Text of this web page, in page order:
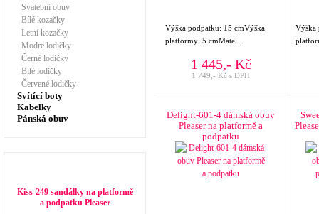
Svatební obuv
Bílé kozačky
Letní kozačky
Modré lodičky
Černé lodičky
Bílé lodičky
Červené lodičky
Svítící boty
Kabelky
Pánská obuv
Kiss-249 sandálky na platformě
a podpatku Pleaser
Výška podpatku: 15 cmVýška
platformy: 5 cmMate ..
1 445,- Kč
1 749,- Kč s DPH
Výška
Delight-601-4 dámská obuv
Pleaser na platformě a
podpatku